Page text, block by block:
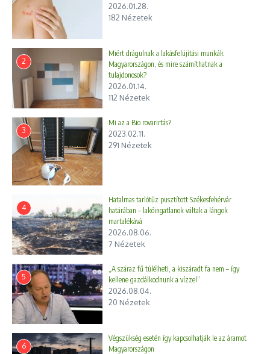
2026.01.28.
182 Nézetek
2
Miért drágulnak a lakásfelújítási munkák
Magyarországon, és mire számíthatnak a
tulajdonosok?
2026.01.14.
112 Nézetek
3
Mi az a Bio rovarirtás?
2023.02.11.
291 Nézetek
4
Hatalmas tarlótűz pusztított Székesfehérvár
határában – lakóingatlanok váltak a lángok
martalékává
2026.08.06.
7 Nézetek
5
„A száraz fű túlélheti, a kiszáradt fa nem – így
kellene gazdálkodnunk a vízzel”
2026.08.04.
20 Nézetek
6
Végszükség esetén így kapcsolhatják le az áramot
Magyarországon